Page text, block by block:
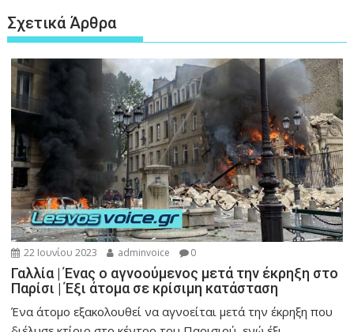
Σχετικά Άρθρα
22 Ιουνίου 2023 adminvoice 0
Γαλλία | Ένας ο αγνοούμενος μετά την έκρηξη στο
Παρίσι | Έξι άτομα σε κρίσιμη κατάσταση
Ένα άτομο εξακολουθεί να αγνοείται μετά την έκρηξη που